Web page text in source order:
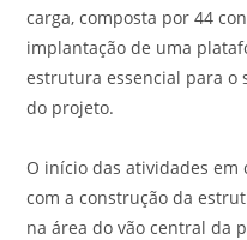
carga, composta por 44
implantação de uma
estrutura essencial para o
do projeto.
O início das atividades
com a construção da
na área do vão central da